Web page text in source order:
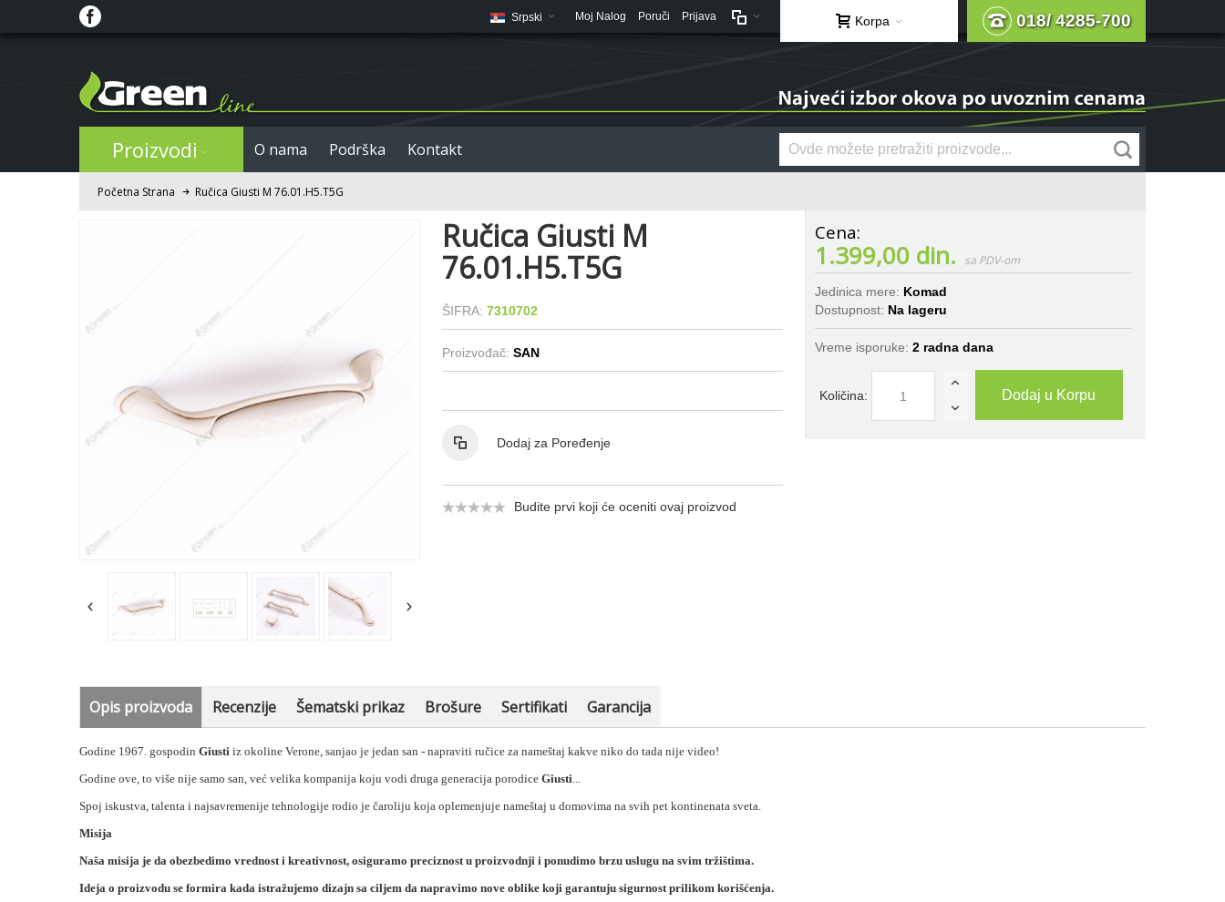
018/ 4285-700
Korpa
Moj Nalog Poruči Prijava
Srpski
Proizvodi O nama Podrška Kontakt
Početna Strana Ručica Giusti M 76.01.H5.T5G
Ručica Giusti M
76.01.H5.T5G
ŠIFRA: 7310702
Proizvođač: SAN
Dodaj za Poređenje
Budite prvi koji će oceniti ovaj proizvod
1.399,00 din.
Jedinica mere: Komad
Dostupnost: Na lageru
Vreme isporuke: 2 radna dana
Količina: Dodaj u Korpu
Opis proizvoda Recenzije Šematski prikaz Brošure Sertifikati Garancija
Godine 1967. gospodinGiusti iz okoline Verone, sanjao je jedan san - napraviti ručice za nameštaj kakve niko do tada nije video!
Godine ove, to više nije samo san, već velika kompanija koju vodi druga generacija porodiceGiusti...
Spoj iskustva, talenta i najsavremenije tehnologije rodio je čaroliju koja oplemenjuje nameštaj u domovima na svih pet kontinenata sveta.
Misija
Naša misija je da obezbedimo vrednost i kreativnost, osiguramo preciznost u proizvodnji i ponudimo brzu uslugu na svim tržištima.
Ideja o proizvodu seformira kada istražujemo dizajn sa ciljem da napravimo nove oblike koji garantuju sigurnost prilikom korišćenja.